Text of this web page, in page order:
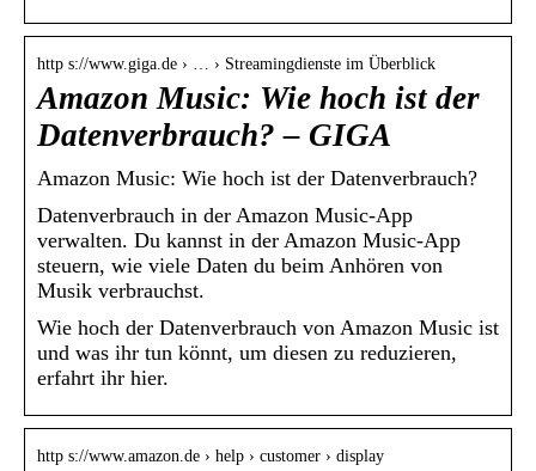
http s://www.giga.de › … › Streamingdienste im Überblick
Amazon Music: Wie hoch ist der
Datenverbrauch? – GIGA
Amazon Music: Wie hoch ist der Datenverbrauch?
Datenverbrauch in der Amazon Music-App
verwalten. Du kannst in der Amazon Music-App
steuern, wie viele Daten du beim Anhören von
Musik verbrauchst.
Wie hoch der Datenverbrauch von Amazon Music ist
und was ihr tun könnt, um diesen zu reduzieren,
erfahrt ihr hier.
http s://www.amazon.de › help › customer › display